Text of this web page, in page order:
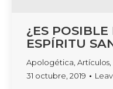
¿ES POSIBLE
ESPÍRITU
Apologética Artículos
31 octubre, 2019